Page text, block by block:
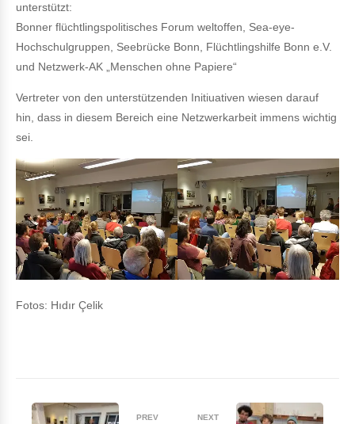
unterstützt:
Bonner flüchtlingspolitisches Forum weltoffen, Sea-eye-
Hochschulgruppen, Seebrücke Bonn, Flüchtlingshilfe Bonn e.V.
und Netzwerk-AK „Menschen ohne Papiere“
Vertreter von den unterstützenden Initiuativen wiesen darauf
hin, dass in diesem Bereich eine Netzwerkarbeit immens wichtig
sei.
Fotos: Hıdır Çelik
PREV NEXT